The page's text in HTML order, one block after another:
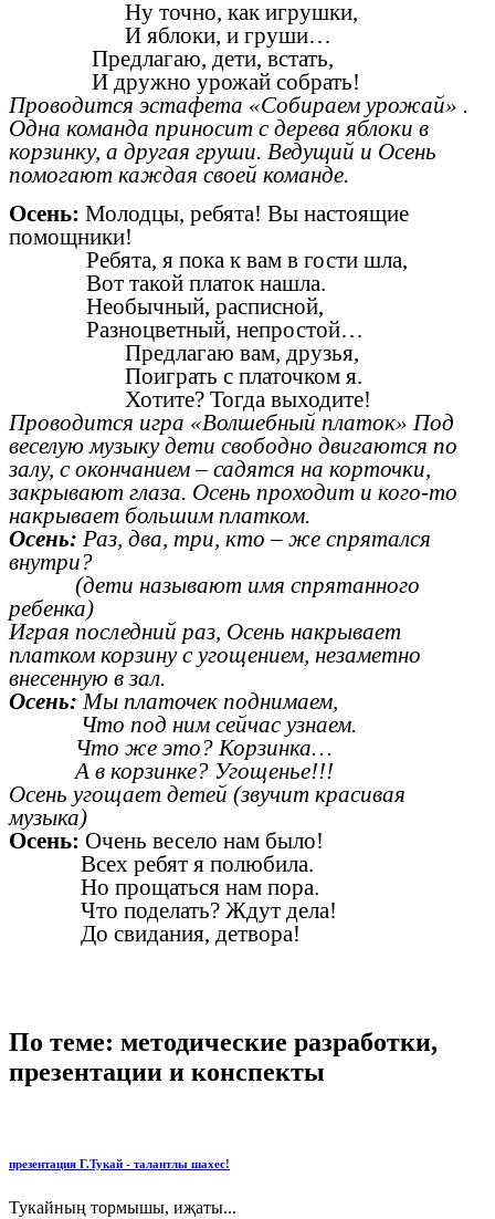
Ну точно, как игрушки,
И яблоки, и груши…
Предлагаю, дети, встать,
И дружно урожай собрать!
Проводится эстафета «Собираем урожай» .
Одна команда приносит с дерева яблоки в
корзинку, а другая груши. Ведущий и Осень
помогают каждая своей команде.
Осень: Молодцы, ребята! Вы настоящие
помощники!
Ребята, я пока к вам в гости шла,
Вот такой платок нашла.
Необычный, расписной,
Разноцветный, непростой…
Предлагаю вам, друзья,
Поиграть с платочком я.
Хотите? Тогда выходите!
Проводится игра «Волшебный платок» Под
веселую музыку дети свободно двигаются по
залу, с окончанием – садятся на корточки,
закрывают глаза. Осень проходит и кого-то
накрывает большим платком.
Осень: Раз, два, три, кто – же спрятался
внутри?
(дети называют имя спрятанного
ребенка)
Играя последний раз, Осень накрывает
платком корзину с угощением, незаметно
внесенную в зал.
Осень:Мы платочек поднимаем,
Что под ним сейчас узнаем.
Что же это? Корзинка…
А в корзинке? Угощенье!!!
Осень угощает детей (звучит красивая
музыка)
Осень: Очень весело нам было!
Всех ребят я полюбила.
Но прощаться нам пора.
Что поделать? Ждут дела!
До свидания, детвора!
По теме: методические разработки,
презентации и конспекты
презентация Г.Тукай - талантлы шахес!
Тукайның тормышы, иҗаты...